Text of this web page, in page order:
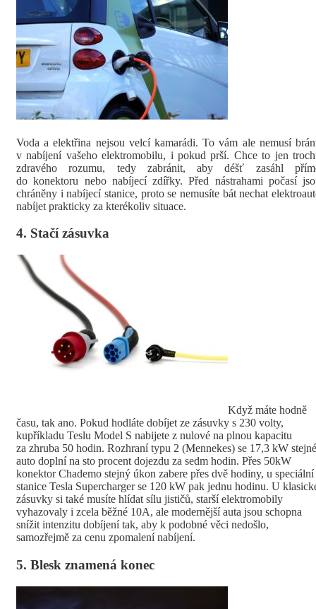
Voda a elektřina nejsou velcí kamarádi. To vám ale nemusí
v nabíjení vašeho elektromobilu, i pokud prší. Chce to jen
zdravého rozumu, tedy zabránit, aby déšť zasáhl
do konektoru nebo nabíjecí zdířky. Před nástrahami počasí
chráněny i nabíjecí stanice, proto se nemusíte bát nechat
nabíjet prakticky za kterékoliv situace.
4. Stačí zásuvka
Když máte hodně
času, tak ano. Pokud hodláte dobíjet ze zásuvky s 230 volty,
kupříkladu Teslu Model S nabijete z nulové na plnou kapacitu
za zhruba 50 hodin. Rozhraní typu 2 (Mennekes) se 17,3 kW stejné
auto doplní na sto procent dojezdu za sedm hodin. Přes 50kW
konektor Chademo stejný úkon zabere přes dvě hodiny, u speciální
stanice Tesla Supercharger se 120 kW pak jednu hodinu. U
zásuvky si také musíte hlídat sílu jističů, starší elektromobily
vyhazovaly i zcela běžné 10A, ale modernější auta jsou schopna
snížit intenzitu dobíjení tak, aby k podobné věci nedošlo,
samozřejmě za cenu zpomalení nabíjení.
5. Blesk znamená konec